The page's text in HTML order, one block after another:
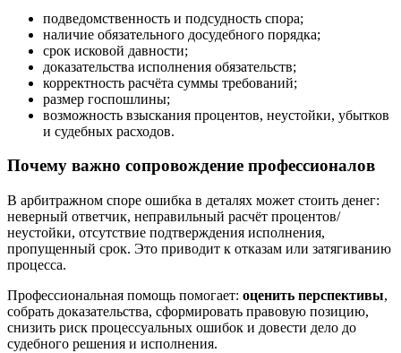
подведомственность и подсудность спора;
наличие обязательного досудебного порядка;
срок исковой давности;
доказательства исполнения обязательств;
корректность расчёта суммы требований;
размер госпошлины;
возможность взыскания процентов, неустойки, убытков
и судебных расходов.
Почему важно сопровождение профессионалов
В арбитражном споре ошибка в деталях может стоить денег:
неверный ответчик, неправильный расчёт процентов/
неустойки, отсутствие подтверждения исполнения,
пропущенный срок. Это приводит к отказам или затягиванию
процесса.
Профессиональная помощь помогает: оценить перспективы,
собрать доказательства, сформировать правовую позицию,
снизить риск процессуальных ошибок и довести дело до
судебного решения и исполнения.